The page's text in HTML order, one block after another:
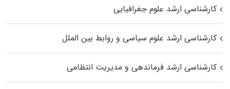
کارشناسی ارشد علوم جغرافیایی
کارشناسی ارشد علوم سیاسی و روابط بین الملل
کارشناسی ارشد فرماندهی و مدیریت انتظامی